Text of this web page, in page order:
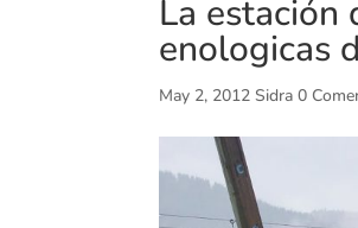
La estación
enologicas
May 2, 2012 Sidra 0